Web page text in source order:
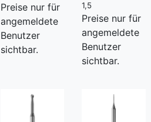
Preise nur für
angemeldete
Benutzer
sichtbar.
1,5
Preise nur für
angemeldete
Benutzer
sichtbar.